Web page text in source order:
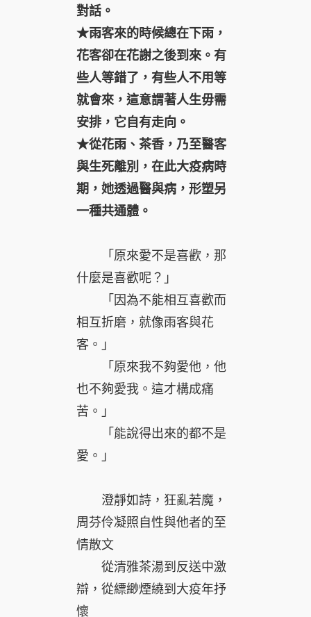
對話。
★雨客來的時候總在下雨，
花客卻在花謝之後到來。有
些人等錯了，有些人不用等
就會來，這意謂著人生毋需
安排，它自有走向。
★從花雨、茶香，乃至醫客
與生死離別，在此大疫病時
期，她透過醫與病，形塑另
一種共通體。
「原來愛不是喜歡，那
什麼是喜歡呢？」
「因為不能相互喜歡而
相互折磨，就像雨客與花
客。」
「原來我不夠愛他，他
也不夠愛我。這才構成痛
苦。」
「能說得出來的都不是
愛。」
澄靜如詩，狂亂若魔，
周芬伶凝照自性與他者的至
情散文
從清雅茶湯到反送中激
辯，從縹緲煙繞到大疫年抒
懷